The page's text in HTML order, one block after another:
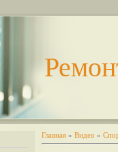
Главная » Видео »